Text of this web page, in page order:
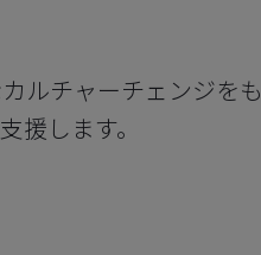
ルチャーチェンジをも
援します。